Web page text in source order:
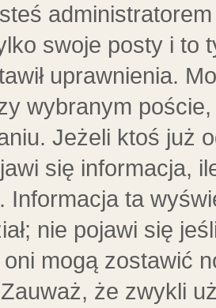
swoje posty i to
uprawnienia.
wybranym
Jeżeli ktoś już
się informacja,
Informacja ta
nie pojawi się
mogą zostawić
że zwykli